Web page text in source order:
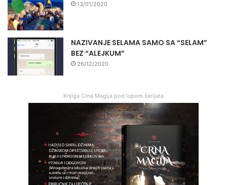
13/01/2020
NAZIVANJE SELAMA SAMO SA “SELAM”
BEZ “ALEJKUM”
26/12/2020
Knjiga Crna Magija pod lupom šerijata